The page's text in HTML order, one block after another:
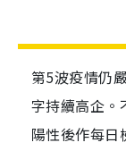
第5波疫情仍
字持續高企。
陽性後作每